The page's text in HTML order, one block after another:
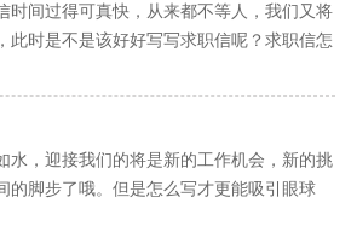
时间过得可真快，从来都不等人，我们又将
此时是不是该好好写写求职信呢？求职信怎
是小编为大家整理的关于通信工...
水，迎接我们的将是新的工作机会，新的挑
的脚步了哦。但是怎么写才更能吸引眼球
理的职业摄影师求职信，供大家参...